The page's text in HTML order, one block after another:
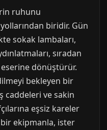
ruhunu
biridir. Gün
sokak lambaları,
sıradan
dönüştürür.
bekleyen bir
caddeleri ve sakin
eşsiz kareler
ekipmanla, ister